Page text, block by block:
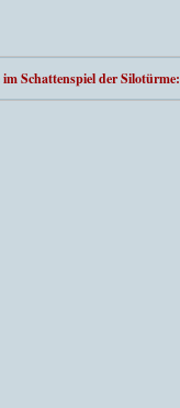
Schattenspiel der Silotürme: